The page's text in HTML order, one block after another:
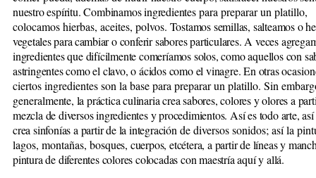
nuestro espíritu. Combinamos ingredientespara preparar un platillo,
colocamos hierbas, aceites, polvos. Tostamos semillas, salteamos o
vegetales para cambiaro conferir sabores particulares. A veces
ingredientes que difícilmente comeríamos solos, como aquellos con
astringentes como el clavo, o ácidos como el vinagre. En otras
ciertos ingredientes son la base para preparar un platillo. Sin
generalmente, la práctica culinaria crea sabores, colores y olores a
mezcla de diversos ingredientes y procedimientos. Así es todo arte,
crea sinfonías a partir de la integración de diversos sonidos; así la
lagos, montañas, bosques, cuerpos, etcétera, a partir de líneas y
pintura de diferentes colores colocadas con maestría aquí y allá.